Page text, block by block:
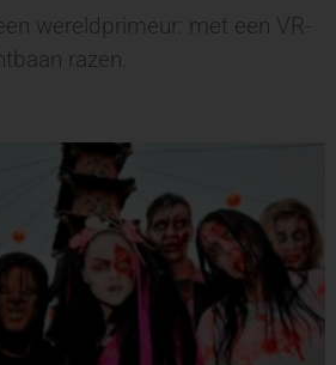
wereldprimeur: met een VR-
razen.